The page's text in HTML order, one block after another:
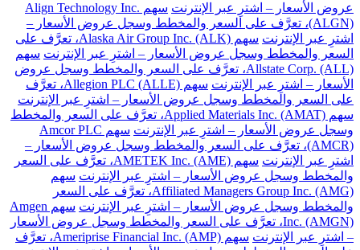
عروض الأسعار – اشترِ عبر الإنترنت
سهم Align Technology Inc.
(ALGN)، تعرَّف على السعر والمخطط وسجل عروض الأسعار –
اشترِ عبر الإنترنت
سهم Alaska Air Group Inc. (ALK)، تعرَّف على
السعر والمخطط وسجل عروض الأسعار – اشترِ عبر الإنترنت سهم
Allstate Corp. (ALL)، تعرَّف على السعر والمخطط وسجل عروض
الأسعار – اشترِ عبر الإنترنت
سهم Allegion PLC (ALLE)، تعرَّف
على السعر والمخطط وسجل عروض الأسعار – اشترِ عبر الإنترنت
سهم Applied Materials Inc. (AMAT)، تعرَّف على السعر والمخطط
وسجل عروض الأسعار – اشترِ عبر الإنترنت
سهم Amcor PLC
(AMCR)، تعرَّف على السعر والمخطط وسجل عروض الأسعار –
اشترِ عبر الإنترنت
سهم AMETEK Inc. (AME)، تعرَّف على السعر
والمخطط وسجل عروض الأسعار – اشترِ عبر الإنترنت سهم
Affiliated Managers Group Inc. (AMG)، تعرَّف على السعر
والمخطط وسجل عروض الأسعار – اشترِ عبر الإنترنت
سهم Amgen
Inc. (AMGN)، تعرَّف على السعر والمخطط وسجل عروض الأسعار
– اشترِ عبر الإنترنت
سهم Ameriprise Financial Inc. (AMP)، تعرَّف